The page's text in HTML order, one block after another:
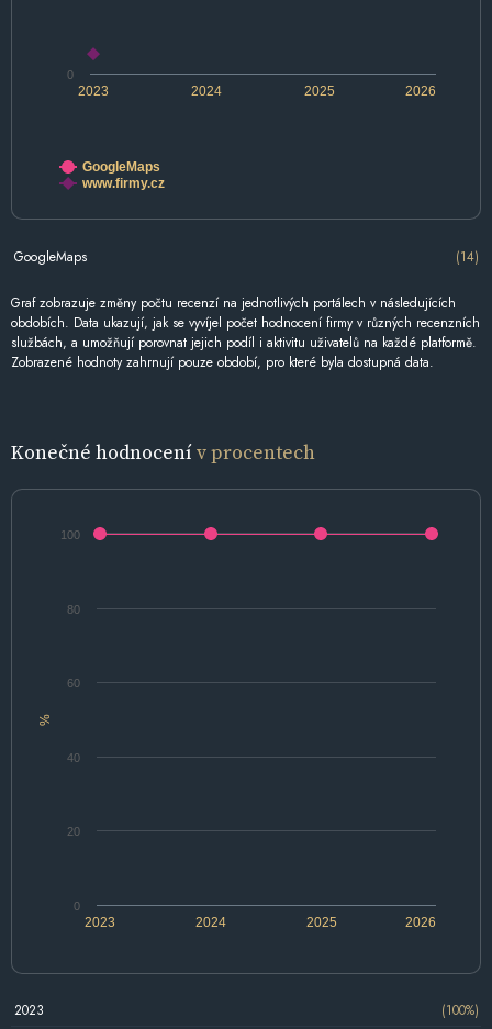
2024 2026
2023 2025
0
GoogleMaps
www.firmy.cz
GoogleMaps (14)
Graf zobrazuje změny počtu recenzí na jednotlivých portálech v následujících
obdobích. Data ukazují, jak se vyvíjel počet hodnocení firmy v různých recenzních
službách, a umožňují porovnat jejich podíl i aktivitu uživatelů na každé platformě.
Zobrazené hodnoty zahrnují pouze období, pro které byla dostupná data.
Konečné hodnocenív procentech
%
2024 2026
2023 2025
0
20
40
60
80
100
2023
(100%)